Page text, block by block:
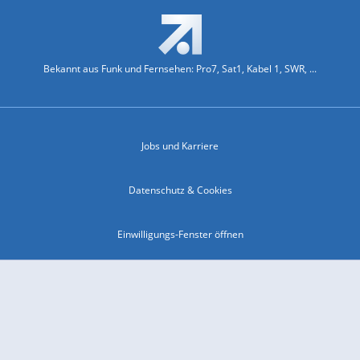
Bekannt aus Funk und Fernsehen: Pro7, Sat1, Kabel 1, SWR, ...
Jobs und Karriere
Datenschutz & Cookies
Einwilligungs-Fenster öffnen